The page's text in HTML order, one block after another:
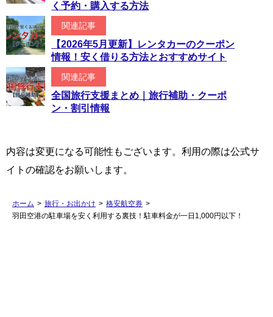
く予約・購入する方法
関連記事
【2026年5月更新】レンタカーのクーポン
情報！安く借りる方法とおすすめサイト
関連記事
全国旅行支援まとめ｜旅行補助・クーポ
ン・割引情報
内容は変更になる可能性もございます。利用の際は公式サ
イトの確認をお願いします。
ホーム > 旅行・お出かけ > 格安航空券 >
羽田空港の駐車場を安く利用する裏技！駐車料金が一日1,000円以下！